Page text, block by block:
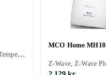
Z-Wave, Z-Wave Plus, Temperatur, Luftfuktighet, Luftkvalitet, Gas, Co2 mätare, Elnät
MCO Home MH10